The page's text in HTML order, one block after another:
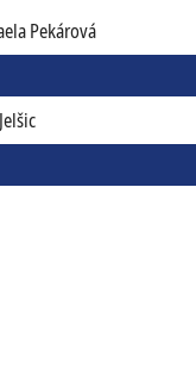
Pekárová